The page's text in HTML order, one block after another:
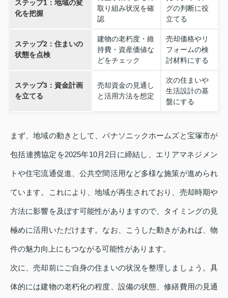
ステップ1：地域の変
化を把握
取り組み状況を確
認
グの判断に役
立てる
ステップ2：住まいの
状態を点検
建物の老朽度・維
持費・資産価値な
どをチェック
売却価格やリ
フォームの検
討材料にする
ステップ3：資金計画
を立てる
売却資金の見通し
と活用方法を想定
次の住まいや
生活設計の基
盤にする
まず、地域の動きとして、パナソニックホームズと宝塚市が
包括連携協定を2025年10月2日に締結し、エリアマネジメン
トや住宅流通促進、公共空間活用など多様な施策が進められ
ています。これにより、地域が再生されており、売却時期や
方法に影響を及ぼす可能性がありますので、タイミングの見
極めに活用いただけます。なお、こうした動きがあれば、物
件の魅力向上にもつながる可能性があります。
次に、売却前にご自身の住まいの状況を整理しましょう。具
体的には建物の老朽化の程度、設備の状態、修繕費用の見通